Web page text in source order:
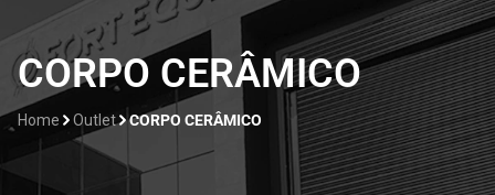
Home
Sobre nós
CORPO CERÂMICO
Home Outlet CORPO CERÂMICO